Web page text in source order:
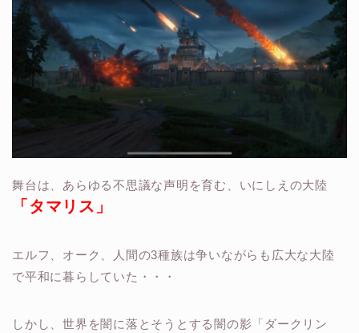
舞台は、あらゆる不思議な声明を育む、いにしえの大陸
「タマリス」
エルフ、オーク、人間の3種族は争いながらも広大な大陸
で平和に暮らしていた・・・
しかし、世界を闇に落とそうとする闇の影「ダークリン